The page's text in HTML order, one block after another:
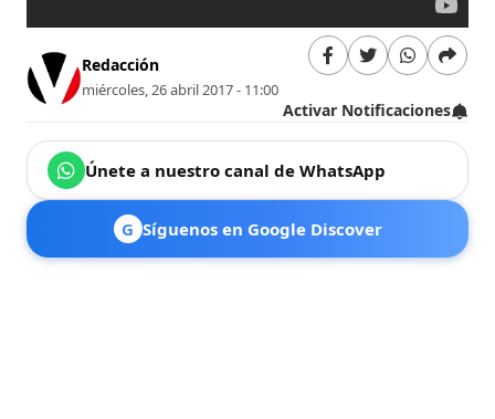
Redacción
miércoles, 26 abril 2017 - 11:00
Activar Notificaciones
Únete a nuestro canal de WhatsApp
G Síguenos en Google Discover